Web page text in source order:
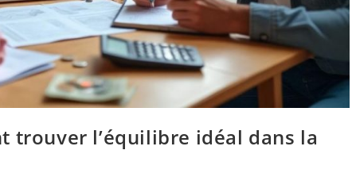
trouver l’équilibre idéal dans la